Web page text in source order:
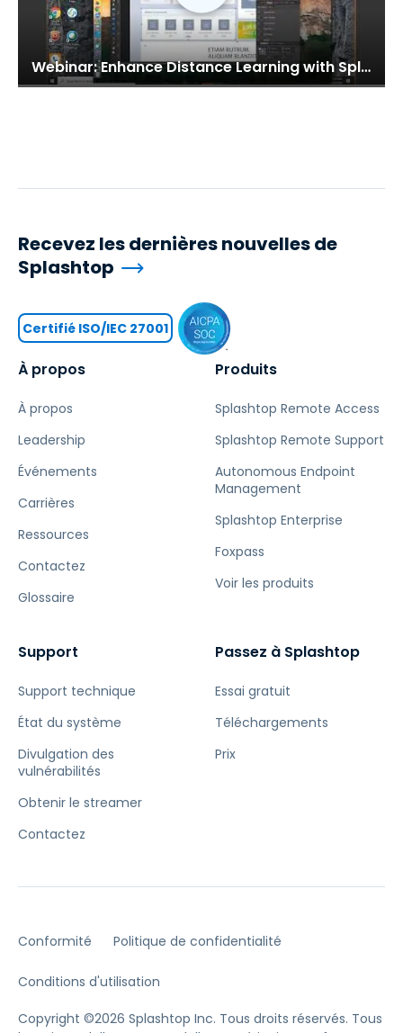
Webinar: Enhance Distance Learning with Splashtop for Remote Labs
À propos
À propos
Leadership
Événements
Carrières
Ressources
Contactez
Glossaire
Produits
Splashtop Remote Access
Splashtop Remote Support
Autonomous Endpoint
Management
Splashtop Enterprise
Foxpass
Voir les produits
Support
Support technique
État du système
Divulgation des
vulnérabilités
Obtenir le streamer
Contactez
Passez à Splashtop
Essai gratuit
Téléchargements
Prix
Recevez les dernières nouvelles de
Splashtop
Certifié ISO/IEC 27001
Conformité Politique de confidentialité
Conditions d'utilisation
Copyright ©2026 Splashtop Inc. Tous droits réservés. Tous